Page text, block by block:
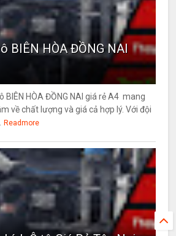
BIÊN HÒA ĐỒNG NAI
BIÊN HÒA ĐỒNG NAI giá rẻ A4 mang
về chất lượng và giá cả hợp lý. Với đội
Readmore